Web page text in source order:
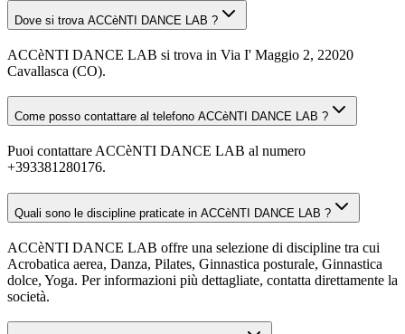
Dove si trova ACCèNTI DANCE LAB ?
ACCèNTI DANCE LAB si trova in Via I' Maggio 2, 22020
Cavallasca (CO).
Come posso contattare al telefono ACCèNTI DANCE LAB ?
Puoi contattare ACCèNTI DANCE LAB al numero
+393381280176.
Quali sono le discipline praticate in ACCèNTI DANCE LAB ?
ACCèNTI DANCE LAB offre una selezione di discipline tra cui
Acrobatica aerea, Danza, Pilates, Ginnastica posturale, Ginnastica
dolce, Yoga. Per informazioni più dettagliate, contatta direttamente la
società.